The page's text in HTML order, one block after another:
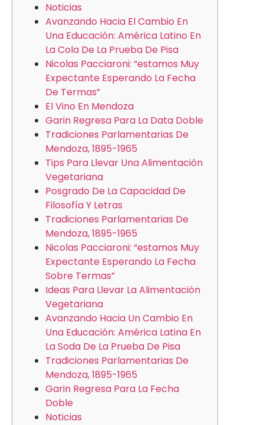
Noticias
Avanzando Hacia El Cambio En
Una Educación: América Latino En
La Cola De La Prueba De Pisa
Nicolas Pacciaroni: “estamos Muy
Expectante Esperando La Fecha
De Termas”
El Vino En Mendoza
Garin Regresa Para La Data Doble
Tradiciones Parlamentarias De
Mendoza, 1895-1965
Tips Para Llevar Una Alimentación
Vegetariana
Posgrado De La Capacidad De
Filosofía Y Letras
Tradiciones Parlamentarias De
Mendoza, 1895-1965
Nicolas Pacciaroni: “estamos Muy
Expectante Esperando La Fecha
Sobre Termas”
Ideas Para Llevar La Alimentación
Vegetariana
Avanzando Hacia Un Cambio En
Una Educación: América Latina En
La Soda De La Prueba De Pisa
Tradiciones Parlamentarias De
Mendoza, 1895-1965
Garin Regresa Para La Fecha
Doble
Noticias